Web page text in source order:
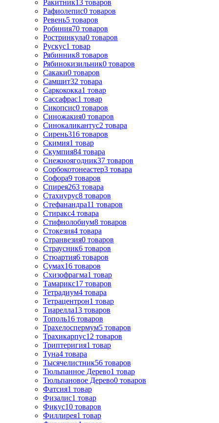
Ракитник13 товаров
Рафиолепис0 товаров
Ревень5 товаров
Робиния70 товаров
Ростринкула0 товаров
Рускус1 товар
Рябинник8 товаров
Рябинокизильник0 товаров
Сакаки0 товаров
Самшит32 товара
Саркококка1 товар
Сассафрас1 товар
Сикопсис0 товаров
Синожакия0 товаров
Синокаликантус2 товара
Сирень316 товаров
Скимия1 товар
Скумпия84 товара
Снежноягодник37 товаров
Сорбокотонеастер3 товара
Софора9 товаров
Спирея263 товара
Стахиурус8 товаров
Стефанандра11 товаров
Стиракс4 товара
Стифнолобиум8 товаров
Стокезия4 товара
Странвезия0 товаров
Страусник6 товаров
Стюартия6 товаров
Сумах16 товаров
Схизофрагма1 товар
Тамарикс17 товаров
Тетрадиум4 товара
Тетрацентрон1 товар
Тиарелла13 товаров
Тополь16 товаров
Трахелоспермум5 товаров
Трахикарпус12 товаров
Триптеригия1 товар
Туна4 товара
Тысячелистник56 товаров
Тюльпанное Дерево1 товар
Тюльпановое Дерево0 товаров
Фатсия1 товар
Физалис1 товар
Фикус10 товаров
Филлирея1 товар